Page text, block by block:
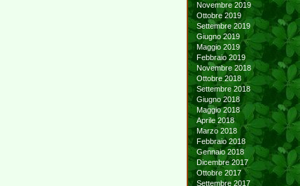
Novembre 2019
Ottobre 2019
Settembre 2019
Giugno 2019
Maggio 2019
Febbraio 2019
Novembre 2018
Ottobre 2018
Settembre 2018
Giugno 2018
Maggio 2018
Aprile 2018
Marzo 2018
Febbraio 2018
Gennaio 2018
Dicembre 2017
Ottobre 2017
Settembre 2017